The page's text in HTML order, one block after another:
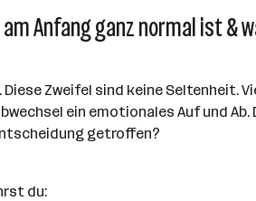
Anfang ganz normal ist &
Zweifel sind keine Seltenheit.
ein emotionales Auf und
getroffen?
du: